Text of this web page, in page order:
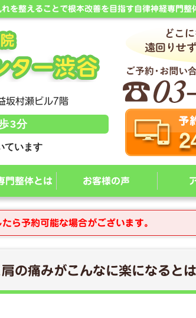
整えることで根本改善を目指す自律神経専門整
坂村瀬ビル7階
3分
ています
門整体とは お客様の声
ら予約可能な場合がございます。
の痛みがこんなに楽になると